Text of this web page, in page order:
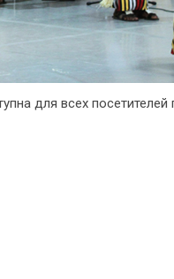
для всех посетителей